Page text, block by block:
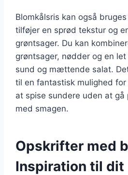
Blomkålsris kan også
tilføjer en sprød tekstur og
grøntsager. Du kan
grøntsager, nødder og en
sund og mættende salat.
til en fantastisk mulighed
at spise sundere uden at gå
med smagen.
Opskrifter med
Inspiration til dit